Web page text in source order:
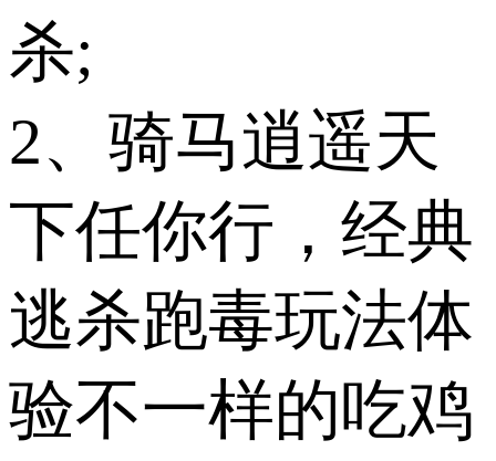
杀;
2、骑马逍遥天
下任你行，经典
逃杀跑毒玩法体
验不一样的吃鸡